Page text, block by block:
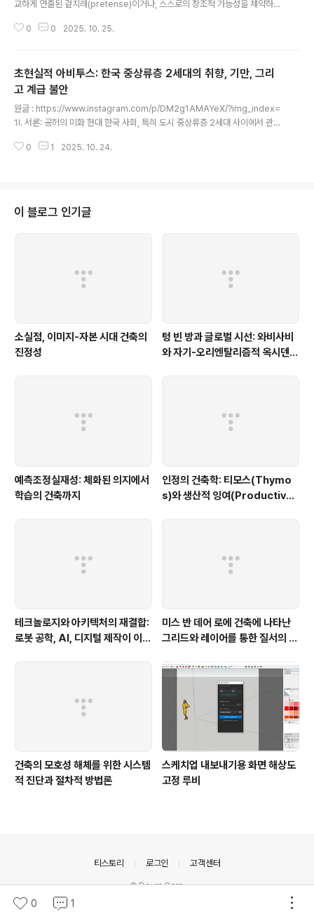
교하게 연출된 겉치레(pretense)이거나, 스스로의 창조적 가능성을 제약하는
통한다. 소위 '시그니처 스타일'이라 불리는 것은 창조적 천재성의 순수한 발현
열'은 일단 확립된 브랜드 정체성에 부합하기 위해 창의적 가능성의 범위를, 때
로는 무의식적으로, 축소시키는 과정을 지칭한다. 이러한 통일성의 신화를 해체
하고 그 이면에 작동하는 힘을 드러내기 위해, 본 보고서는 문학 연구에서 혁명
적 방법론으로 ..
0 0 2025. 10. 25.
초현실적 아비투스: 한국 중상류층 2세대의 취향, 기만, 그리
고 계급 불안
원글 : https://www.instagram.com/p/DM2g1AMAYeX/?img_index=
1I. 서론: 공허의 미화 현대 한국 사회, 특히 도시 중상류층 2세대 사이에서 관찰
이지만, 그 이면에는 고도로 계산된 미학적 전략이 숨어 있다. 이는 스타일의 부
본 보고서는 이러한 현상이 한국의 ‘신흥 중산층’ 2세대가 직면한 독특한 계급
재생산의 압박에 대한 구체적인 대응이라고 주장한다. 이 세..
0 1 2025. 10. 24.
이 블로그 인기글
소실점, 이미지-자본 시대 건축의
진정성
텅 빈 방과 글로벌 시선: 와비사비
와 자기-오리엔탈리즘적 옥시덴탈
예측조정실재성: 체화된 의지에서
학습의 건축까지
인정의 건축학: 티모스(Thymo
s)와 생산적 잉여(Productive
테크놀로지와 아키텍처의 재결합:
로봇 공학, AI, 디지털 제작이 이끄
미스 반 데어 로에 건축에 나타난
그리드와 레이어를 통한 질서의 투
건축의 모호성 해체를 위한 시스템
적 진단과 절차적 방법론
스케치업 내보내기용 화면 해상도
고정 루비
0 1
티스토리 로그인 고객센터
© Daum Corp.